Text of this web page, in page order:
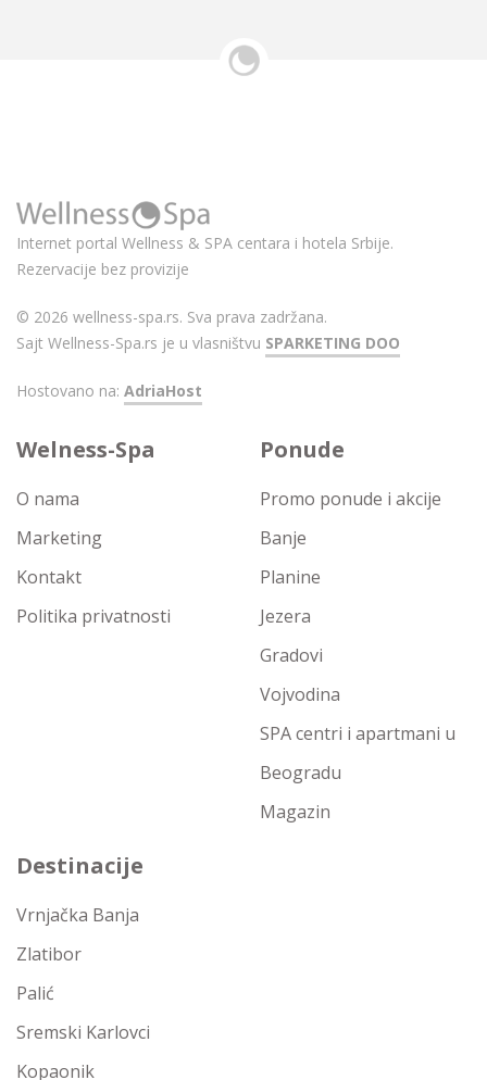
Internet portal Wellness & SPA centara i hotela Srbije.
Rezervacije bez provizije
© 2026 wellness-spa.rs. Sva prava zadržana.
Sajt Wellness-Spa.rs je u vlasništvu SPARKETING DOO
Hostovano na: AdriaHost
Welness-Spa
O nama
Marketing
Kontakt
Politika privatnosti
Ponude
Promo ponude i akcije
Banje
Planine
Jezera
Gradovi
Vojvodina
SPA centri i apartmani u
Beogradu
Magazin
Destinacije
Vrnjačka Banja
Zlatibor
Palić
Sremski Karlovci
Kopaonik